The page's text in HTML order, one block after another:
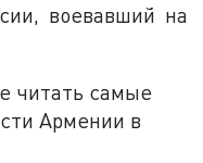
воевавший на
читать самые
Армении в